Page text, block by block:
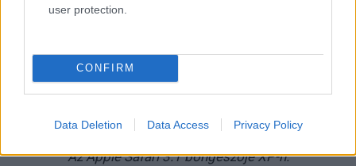
user protection.
CONFIRM
Data Deletion Data Access Privacy Policy
szolgáltatásokat építettek bele, és még gyorsabb is, mint
közel annyival, mint a Firefox 2. A Firefox 3, mely még
Az Apple Safari 3.1 böngészője XP-n.